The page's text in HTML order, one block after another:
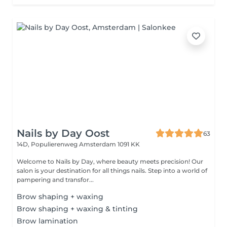
Nails by Day Oost
63
14D, Populierenweg Amsterdam 1091 KK
Welcome to Nails by Day, where beauty meets precision! Our
salon is your destination for all things nails. Step into a world of
pampering and transfor...
Brow shaping + waxing
Brow shaping + waxing & tinting
Brow lamination